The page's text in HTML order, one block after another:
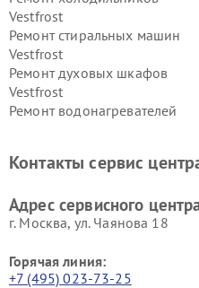
Vestfrost
Ремонт стиральных машин
Vestfrost
Ремонт духовых шкафов
Vestfrost
Ремонт водонагревателей
Vestfrost
Контакты сервис
Адрес сервисного
г. Москва, ул. Чаянова 18
Горячая линия:
+7 (495) 023-73-25